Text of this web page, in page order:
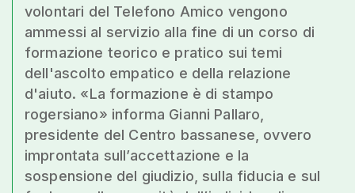
volontari del Telefono Amico vengono
ammessi al servizio alla fine di un corso di
formazione teorico e pratico sui temi
dell'ascolto empatico e della relazione
d'aiuto. «La formazione è di stampo
rogersiano» informa Gianni Pallaro,
presidente del Centro bassanese, ovvero
improntata sull’accettazione e la
sospensione del giudizio, sulla fiducia e sul